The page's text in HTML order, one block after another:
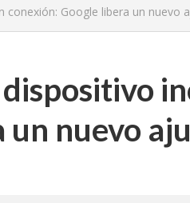
conexión: Google libera un nuevo
un nuevo